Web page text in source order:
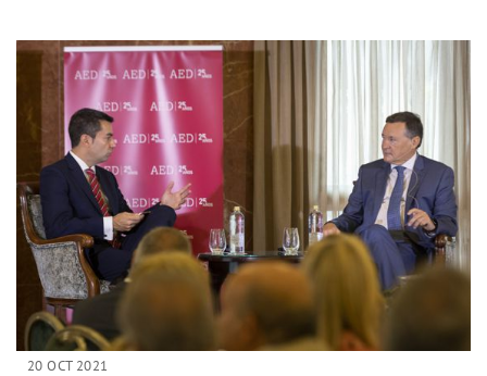
20 OCT 2021